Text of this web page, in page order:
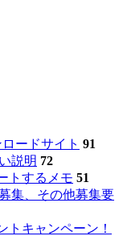
ードサイト 91
説明 72
トするメモ 51
集、その他募集要
トキャンペーン！